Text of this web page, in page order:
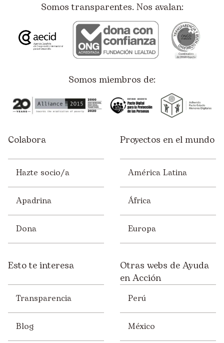
Somos transparentes. Nos avalan:
Somos miembros de:
Colabora
Hazte socio/a
Apadrina
Dona
Proyectos en el mundo
América Latina
África
Europa
Esto te interesa
Transparencia
Blog
Otras webs de Ayuda
en Acción
Perú
México